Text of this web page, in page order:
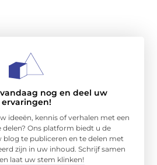
nog en deel uw
ervaringen!
ideeën, kennis of verhalen met een
delen? Ons platform biedt u de
te publiceren en te delen met
zijn in uw inhoud. Schrijf samen
laat uw stem klinken!